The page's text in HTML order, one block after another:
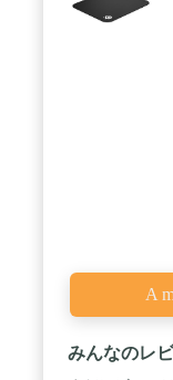
みんなのレ